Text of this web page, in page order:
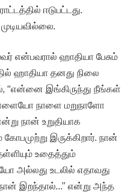
ஈடுபட்டது.
என்பவரால் ஹாதியா பேசும்
ஹாதியா தனது நிலை
“என்னை இங்கிருந்து நீங்கள்
நாளை மறுநாளோ
நான் உறுதியாக
இருக்கிறார். நான்
உதைத்தும்
அல்லது உடலில் எதாவது
இறந்தால்…” என்று அந்த